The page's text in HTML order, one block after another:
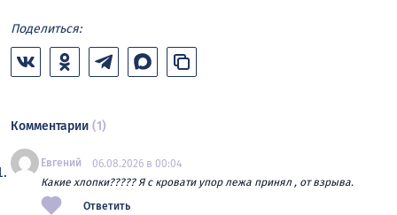
Поделиться:
Комментарии (1)
Евгений
06.08.2026 в 00:04
Какие хлопки????? Я с кровати упор лежа принял , от взрыва.
Ответить